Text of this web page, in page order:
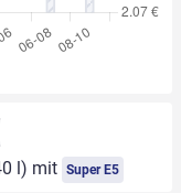
l) mit Super E5